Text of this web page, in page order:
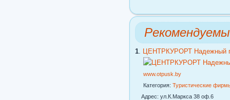
1. ЦЕНТРКУРОРТ Надежный
www.otpusk.by
Категория: Туристические
Адрес: ул.К.Маркса 38 оф.6